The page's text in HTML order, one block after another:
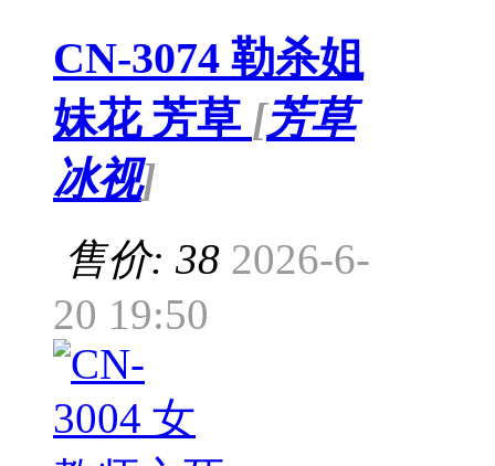
CN-3074 勒杀姐
妹花 芳草 [芳草
冰视]
售价: 38 2026-6-
20 19:50